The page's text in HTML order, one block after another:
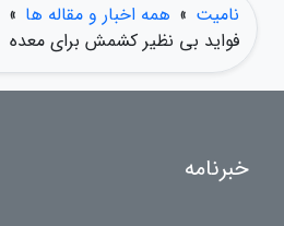
نامیت » همه اخبار و مقاله ها »
فواید بی نظیر کشمش برای معده
خبرنامه